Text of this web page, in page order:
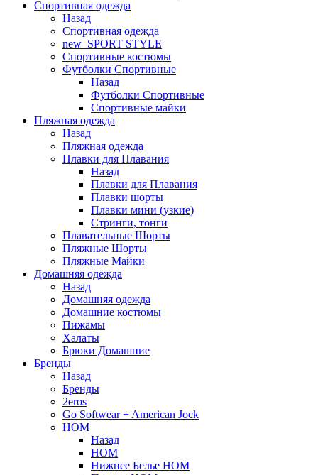
Спортивная одежда
Назад
Спортивная одежда
new_SPORT STYLE
Спортивные костюмы
Футболки Спортивные
Назад
Футболки Спортивные
Спортивные майки
Пляжная одежда
Назад
Пляжная одежда
Плавки для Плавания
Назад
Плавки для Плавания
Плавки шорты
Плавки мини (узкие)
Стринги, тонги
Плавательные Шорты
Пляжные Шорты
Пляжные Майки
Домашняя одежда
Назад
Домашняя одежда
Домашние костюмы
Пижамы
Халаты
Брюки Домашние
Бренды
Назад
Бренды
2eros
Go Softwear + American Jock
HOM
Назад
HOM
Нижнее Белье HOM